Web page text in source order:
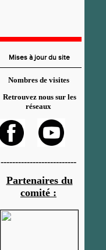
Mises à jour du site
Nombres de visites
Retrouvez nous sur les
réseaux
--------------------------
Partenaires du
comité :